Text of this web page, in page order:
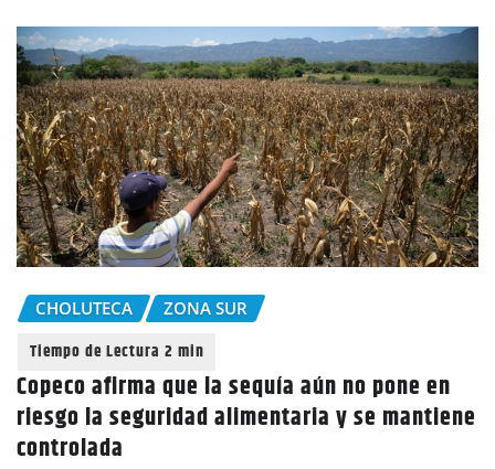
CHOLUTECA ZONA SUR
Copeco afirma que la sequía aún no pone en
riesgo la seguridad alimentaria y se mantiene
controlada